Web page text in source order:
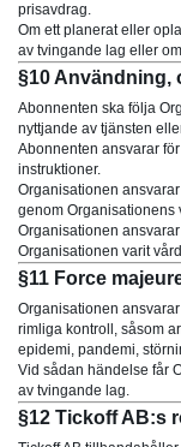
prisavdrag.
Om ett planerat eller
av tvingande lag eller
§10 Användning,
Abonnenten ska följa
nyttjande av tjänsten
Abonnenten ansvarar
instruktioner.
Organisationen
genom Organisationens
Organisationen
Organisationen varit
§11 Force
Organisationen
rimliga kontroll, såsom
epidemi, pandemi,
Vid sådan händelse får
av tvingande lag.
§12 Tickoff AB:s